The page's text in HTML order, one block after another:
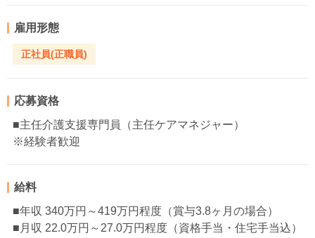
雇用形態
正社員(正職員)
応募資格
■主任介護支援専門員（主任ケアマネジャー）
※経験者歓迎
給料
■年収 340万円～419万円程度（賞与3.8ヶ月の場合）
■月収 22.0万円～27.0万円程度（資格手当・住宅手当込）